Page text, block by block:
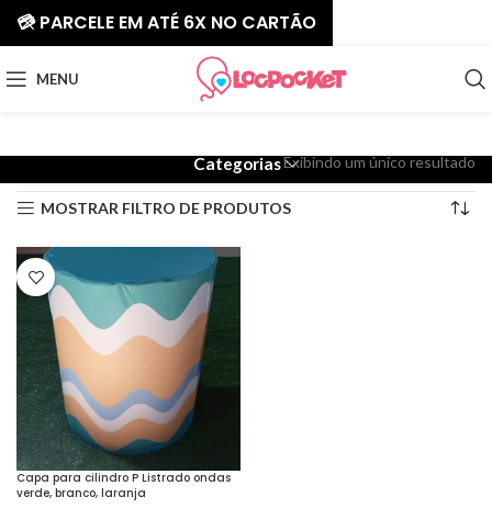
MENU
CategoriasExibindo um único resultado
MOSTRAR FILTRO DE PRODUTOS
Capa para cilindro P Listrado ondas
verde, branco, laranja
💳 PARCELE EM ATÉ 6X NO CARTÃO